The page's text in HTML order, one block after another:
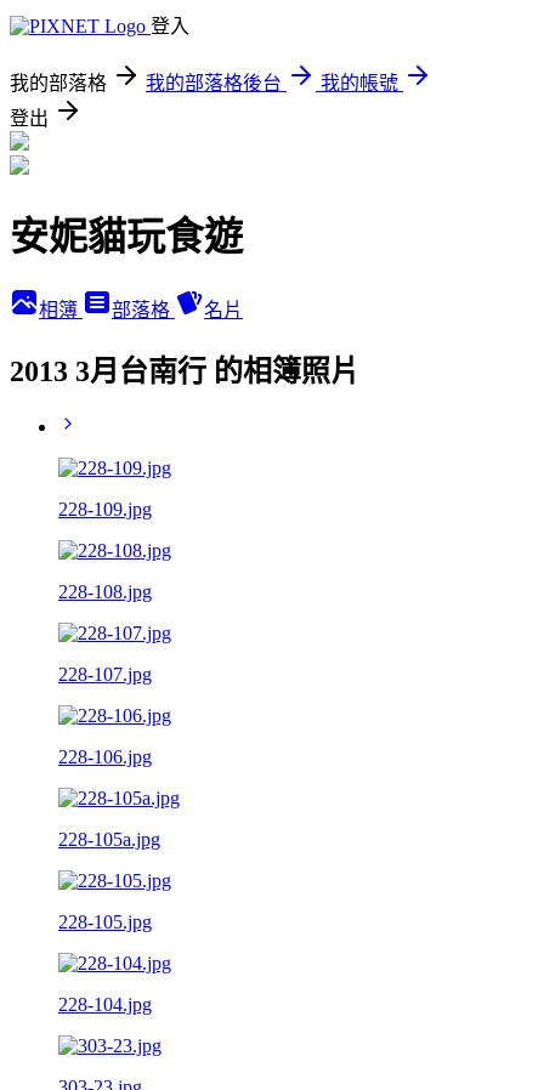
登入
我的部落格 我的部落格後台
我的帳號
登出
安妮貓玩食遊
相簿 部落格 名片
2013 3月台南行 的相簿照片
228-109.jpg
228-108.jpg
228-107.jpg
228-106.jpg
228-105a.jpg
228-105.jpg
228-104.jpg